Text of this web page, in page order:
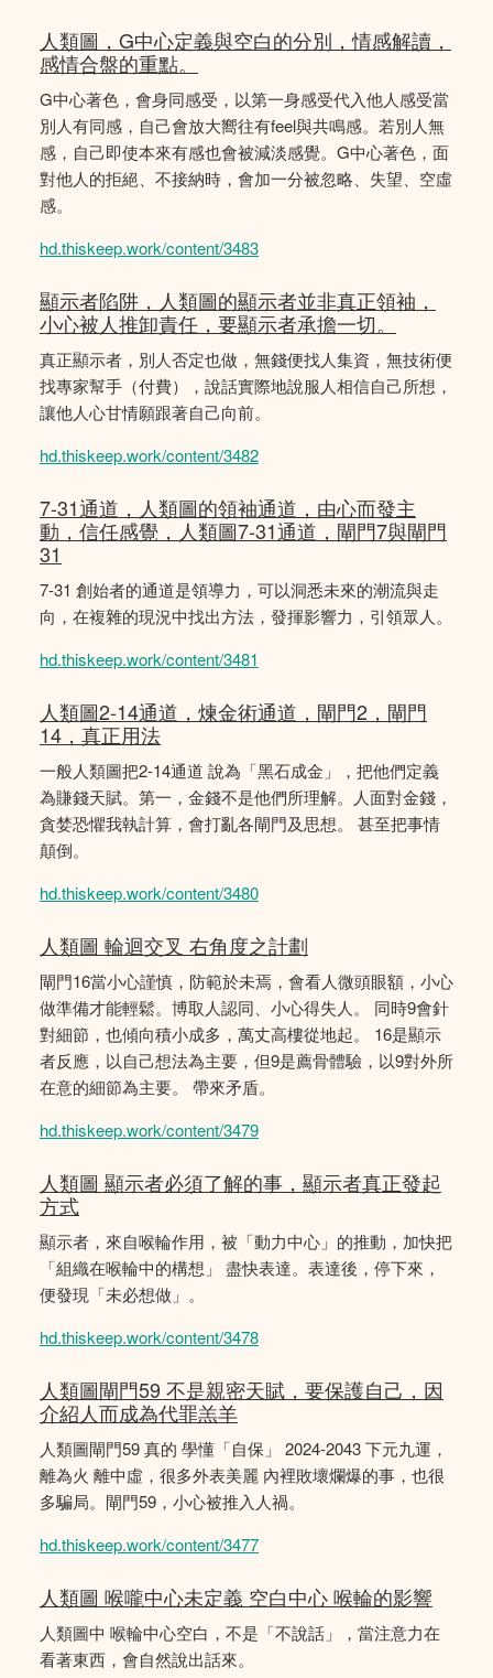
人類圖，G中心定義與空白的分別，情感解讀，
感情合盤的重點。
G中心著色，會身同感受，以第一身感受代入他人感受當
別人有同感，自己會放大嚮往有feel與共鳴感。若別人無
感，自己即使本來有感也會被減淡感覺。G中心著色，面
對他人的拒絕、不接納時，會加一分被忽略、失望、空虛
感。
hd.thiskeep.work/content/3483
顯示者陷阱，人類圖的顯示者並非真正領袖，
小心被人推卸責任，要顯示者承擔一切。
真正顯示者，別人否定也做，無錢便找人集資，無技術便
找專家幫手（付費），說話實際地說服人相信自己所想，
讓他人心甘情願跟著自己向前。
hd.thiskeep.work/content/3482
7-31通道，人類圖的領袖通道，由心而發主
動，信任感覺，人類圖7-31通道，閘門7與閘門
31
7-31 創始者的通道是領導力，可以洞悉未來的潮流與走
向，在複雜的現況中找出方法，發揮影響力，引領眾人。
hd.thiskeep.work/content/3481
人類圖2-14通道，煉金術通道，閘門2，閘門
14，真正用法
一般人類圖把2-14通道 說為「黑石成金」，把他們定義
為賺錢天賦。第一，金錢不是他們所理解。人面對金錢，
貪婪恐懼我執計算，會打亂各閘門及思想。 甚至把事情
顛倒。
hd.thiskeep.work/content/3480
人類圖 輪迴交叉 右角度之計劃
閘門16當小心謹慎，防範於未焉，會看人微頭眼額，小心
做準備才能輕鬆。博取人認同、小心得失人。 同時9會針
對細節，也傾向積小成多，萬丈高樓從地起。 16是顯示
者反應，以自己想法為主要，但9是薦骨體驗，以9對外所
在意的細節為主要。 帶來矛盾。
hd.thiskeep.work/content/3479
人類圖 顯示者必須了解的事，顯示者真正發起
方式
顯示者，來自喉輪作用，被「動力中心」的推動，加快把
「組織在喉輪中的構想」 盡快表達。表達後，停下來，
便發現「未必想做」。
hd.thiskeep.work/content/3478
人類圖閘門59 不是親密天賦，要保護自己，因
介紹人而成為代罪羔羊
人類圖閘門59 真的 學懂「自保」 2024-2043 下元九運，
離為火 離中虛，很多外表美麗 內裡敗壞爛爆的事，也很
多騙局。閘門59，小心被推入人禍。
hd.thiskeep.work/content/3477
人類圖 喉嚨中心未定義 空白中心 喉輪的影響
人類圖中 喉輪中心空白，不是「不說話」，當注意力在
看著東西，會自然說出話來。